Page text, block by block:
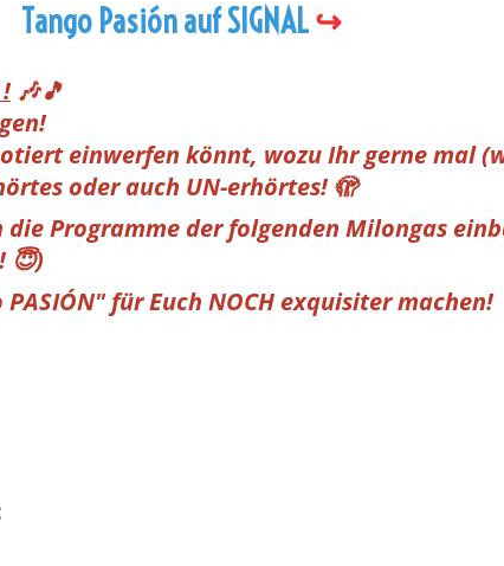
Tango Pasión auf SIGNAL↪️
🎶🎵
einwerfen könnt, wozu Ihr gerne mal
oder auch UN-erhörtes! 🫣
Programme der folgenden Milongas
😇)
für Euch NOCH exquisiter machen!